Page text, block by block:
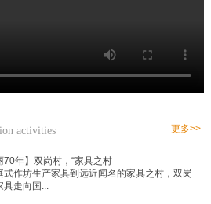
activities 更多>>
70年】双岗村，“家具之村
式作坊生产家具到远近闻名的家具之村，双岗
走向国...